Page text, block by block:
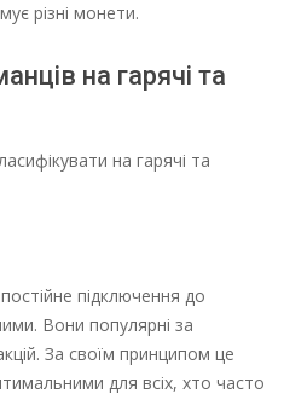
різні монети.
на гарячі та
на гарячі та
підключення до
Вони популярні за
За своїм принципом це
для всіх, хто часто